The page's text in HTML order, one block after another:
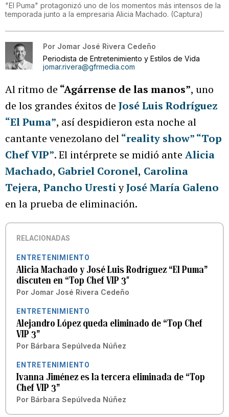
"El Puma" protagonizó uno de los momentos más intensos de la
temporada junto a la empresaria Alicia Machado. (Captura)
Por Jomar José Rivera Cedeño
Periodista de Entretenimiento y Estilos de Vida
jomar.rivera@gfrmedia.com
Al ritmo de “Agárrense de las manos”, uno
de los grandes éxitos de José Luis Rodríguez
“El Puma”, así despidieron esta noche al
cantante venezolano del“reality show”“Top
Chef VIP”. El intérprete se midió ante Alicia
Machado, Gabriel Coronel, Carolina
Tejera, Pancho UrestiyJosé María Galeno
en la prueba de eliminación.
RELACIONADAS
ENTRETENIMIENTO
Alicia Machado y José Luis Rodríguez “El Puma”
discuten en “Top Chef VIP 3″
Por Jomar José Rivera Cedeño
ENTRETENIMIENTO
Alejandro López queda eliminado de “Top Chef
VIP 3”
Por Bárbara Sepúlveda Núñez
ENTRETENIMIENTO
Ivanna Jiménez es la tercera eliminada de “Top
Chef VIP 3”
Por Bárbara Sepúlveda Núñez